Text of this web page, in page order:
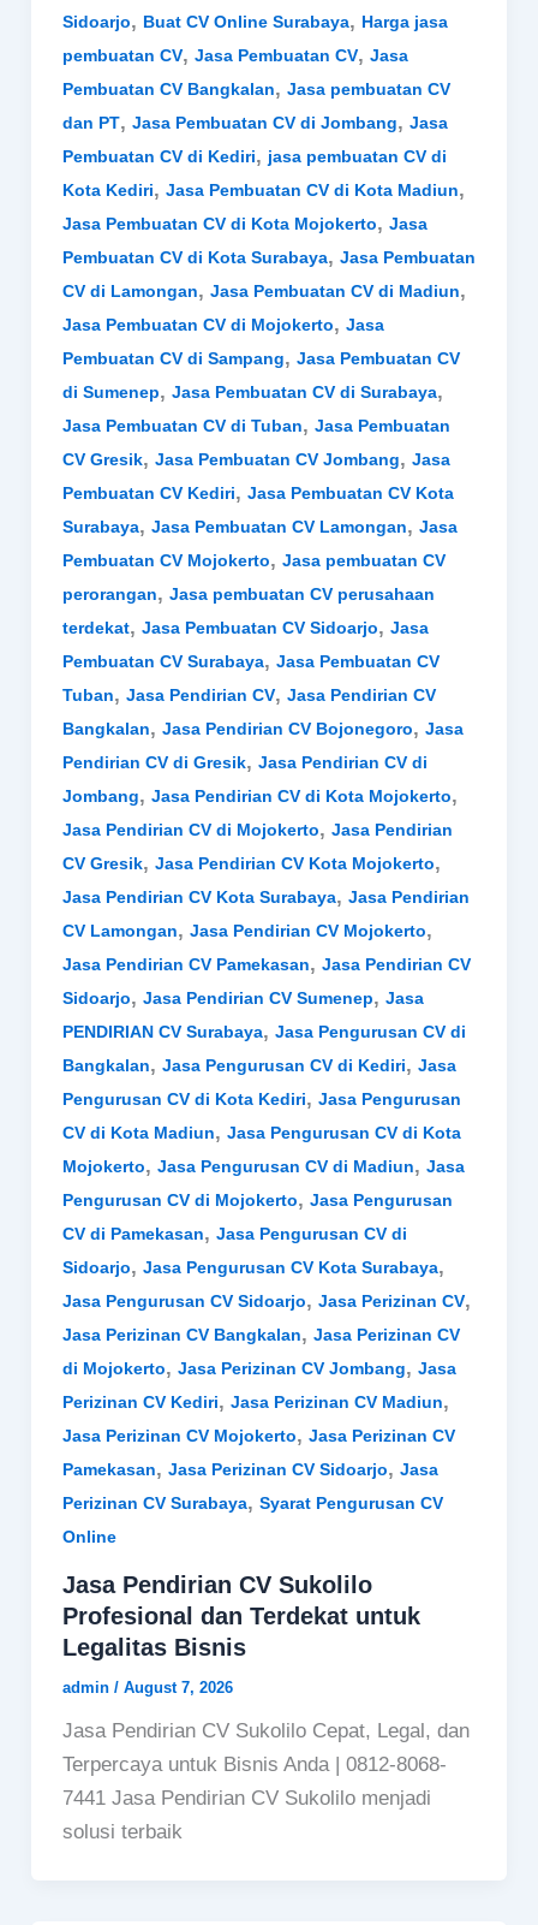
Sidoarjo, Buat CV Online Surabaya, Harga jasa
pembuatan CV, Jasa Pembuatan CV, Jasa
Pembuatan CV Bangkalan, Jasa pembuatan CV
dan PT, Jasa Pembuatan CV di Jombang, Jasa
Pembuatan CV di Kediri, jasa pembuatan CV di
Kota Kediri, Jasa Pembuatan CV di Kota Madiun,
Jasa Pembuatan CV di Kota Mojokerto, Jasa
Pembuatan CV di Kota Surabaya, Jasa Pembuatan
CV di Lamongan, Jasa Pembuatan CV di Madiun,
Jasa Pembuatan CV di Mojokerto, Jasa
Pembuatan CV di Sampang, Jasa Pembuatan CV
di Sumenep, Jasa Pembuatan CV di Surabaya,
Jasa Pembuatan CV di Tuban, Jasa Pembuatan
CV Gresik, Jasa Pembuatan CV Jombang, Jasa
Pembuatan CV Kediri, Jasa Pembuatan CV Kota
Surabaya, Jasa Pembuatan CV Lamongan, Jasa
Pembuatan CV Mojokerto, Jasa pembuatan CV
perorangan, Jasa pembuatan CV perusahaan
terdekat, Jasa Pembuatan CV Sidoarjo, Jasa
Pembuatan CV Surabaya, Jasa Pembuatan CV
Tuban, Jasa Pendirian CV, Jasa Pendirian CV
Bangkalan, Jasa Pendirian CV Bojonegoro, Jasa
Pendirian CV di Gresik, Jasa Pendirian CV di
Jombang, Jasa Pendirian CV di Kota Mojokerto,
Jasa Pendirian CV di Mojokerto, Jasa Pendirian
CV Gresik, Jasa Pendirian CV Kota Mojokerto,
Jasa Pendirian CV Kota Surabaya, Jasa Pendirian
CV Lamongan, Jasa Pendirian CV Mojokerto,
Jasa Pendirian CV Pamekasan, Jasa Pendirian CV
Sidoarjo, Jasa Pendirian CV Sumenep, Jasa
PENDIRIAN CV Surabaya, Jasa Pengurusan CV di
Bangkalan, Jasa Pengurusan CV di Kediri, Jasa
Pengurusan CV di Kota Kediri, Jasa Pengurusan
CV di Kota Madiun, Jasa Pengurusan CV di Kota
Mojokerto, Jasa Pengurusan CV di Madiun, Jasa
Pengurusan CV di Mojokerto, Jasa Pengurusan
CV di Pamekasan, Jasa Pengurusan CV di
Sidoarjo, Jasa Pengurusan CV Kota Surabaya,
Jasa Pengurusan CV Sidoarjo, Jasa Perizinan CV,
Jasa Perizinan CV Bangkalan, Jasa Perizinan CV
di Mojokerto, Jasa Perizinan CV Jombang, Jasa
Perizinan CV Kediri, Jasa Perizinan CV Madiun,
Jasa Perizinan CV Mojokerto, Jasa Perizinan CV
Pamekasan, Jasa Perizinan CV Sidoarjo, Jasa
Perizinan CV Surabaya, Syarat Pengurusan CV
Online
Jasa Pendirian CV Sukolilo
Profesional dan Terdekat untuk
Legalitas Bisnis
admin / August 7, 2026
Jasa Pendirian CV Sukolilo Cepat, Legal, dan
Terpercaya untuk Bisnis Anda | 0812-8068-
7441 Jasa Pendirian CV Sukolilo menjadi
solusi terbaik